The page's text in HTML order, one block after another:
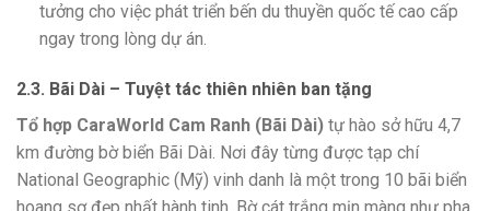
tưởng cho việc phát triển bến du thuyền quốc tế cao cấp
ngay trong lòng dự án.
2.3. Bãi Dài – Tuyệt tác thiên nhiên ban tặng
Tổ hợp CaraWorld Cam Ranh (Bãi Dài) tự hào sở hữu 4,7
km đường bờ biển Bãi Dài. Nơi đây từng được tạp chí
National Geographic (Mỹ) vinh danh là một trong 10 bãi biển